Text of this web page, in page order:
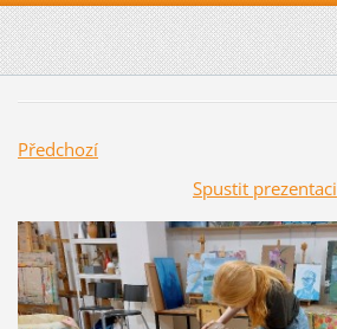
Předchozí
Spustit prezentaci